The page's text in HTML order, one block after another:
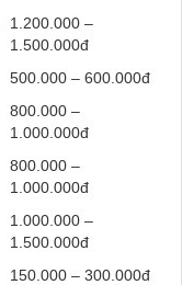
1.200.000 –
1.500.000đ
500.000 – 600.000đ
800.000 –
1.000.000đ
800.000 –
1.000.000đ
1.000.000 –
1.500.000đ
150.000 – 300.000đ